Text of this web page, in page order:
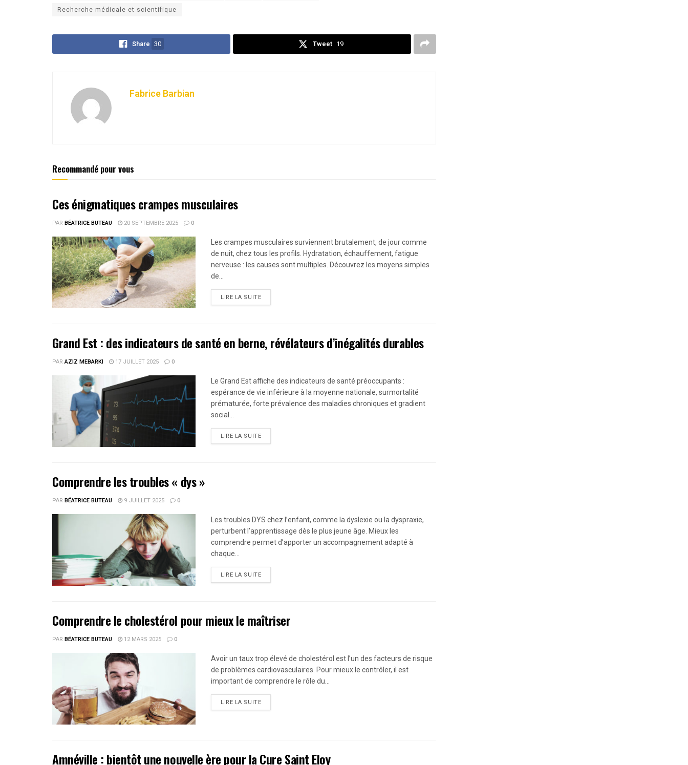
Recherche médicale et scientifique
Share 30 Tweet 19
Fabrice Barbian
Recommandé pour vous
Ces énigmatiques crampes musculaires
PAR BÉATRICE BUTEAU 20 SEPTEMBRE 2025 0
Les crampes musculaires surviennent brutalement, de jour comme
de nuit, chez tous les profils. Hydratation, échauffement, fatigue
nerveuse : les causes sont multiples. Découvrez les moyens simples
de...
LIRE LA SUITE
Grand Est : des indicateurs de santé en berne, révélateurs d’inégalités durables
PAR AZIZ MEBARKI 17 JUILLET 2025 0
Le Grand Est affiche des indicateurs de santé préoccupants :
espérance de vie inférieure à la moyenne nationale, surmortalité
prématurée, forte prévalence des maladies chroniques et gradient
social...
LIRE LA SUITE
Comprendre les troubles « dys »
PAR BÉATRICE BUTEAU 9 JUILLET 2025 0
Les troubles DYS chez l’enfant, comme la dyslexie ou la dyspraxie,
perturbent l’apprentissage dès le plus jeune âge. Mieux les
comprendre permet d’apporter un accompagnement adapté à
chaque...
LIRE LA SUITE
Comprendre le cholestérol pour mieux le maîtriser
PAR BÉATRICE BUTEAU 12 MARS 2025 0
Avoir un taux trop élevé de cholestérol est l’un des facteurs de risque
de problèmes cardiovasculaires. Pour mieux le contrôler, il est
important de comprendre le rôle du...
LIRE LA SUITE
Amnéville : bientôt une nouvelle ère pour la Cure Saint Eloy